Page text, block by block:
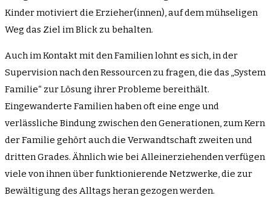
Kinder motiviert die Erzieher(innen), auf dem mühseligen
Weg das Ziel im Blick zu behalten.
Auch im Kontakt mit den Familien lohnt es sich, in der
Supervision nach den Ressourcen zu fragen, die das „System
Familie“ zur Lösung ihrer Probleme bereithält.
Eingewanderte Familien haben oft eine enge und
verlässliche Bindung zwischen den Generationen, zum Kern
der Familie gehört auch die Verwandtschaft zweiten und
dritten Grades. Ähnlich wie bei Alleinerziehenden verfügen
viele von ihnen über funktionierende Netzwerke, die zur
Bewältigung des Alltags heran gezogen werden.